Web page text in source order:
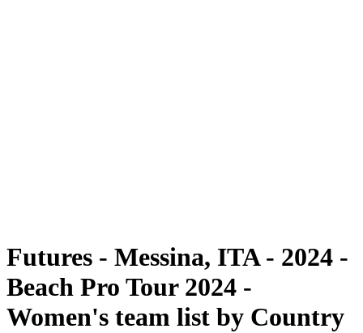
Futures - Messina, ITA - 2024 -
Beach Pro Tour 2024 -
Women's team list by Country